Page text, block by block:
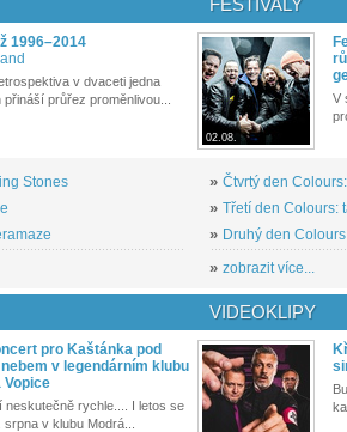
1996–2014
v dvaceti jedna
průřez proměnlivou...
Stones
02.08.
V
» Čtvrtý den
» Třetí den Colours:
» Druhý den
» zobrazit více...
pro Kaštánka pod
v legendárním klubu
Vopice
neskutečně rychle.... I letos se
srpna v klubu Modrá...
VIDEOKLIPY